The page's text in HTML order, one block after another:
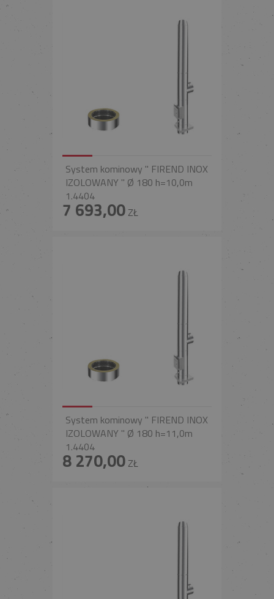
System kominowy " FIREND INOX
IZOLOWANY " Ø 180 h=10,0m
1.4404
7 693,00ZŁ
System kominowy " FIREND INOX
IZOLOWANY " Ø 180 h=11,0m
1.4404
8 270,00ZŁ